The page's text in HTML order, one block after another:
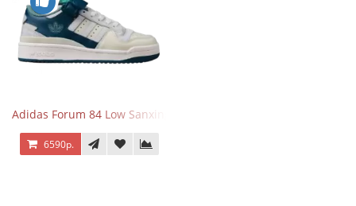
Adidas Forum 84 Low Sanxingdui
6590р.